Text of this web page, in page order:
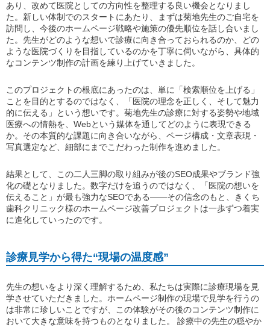
あり、改めて医院としての方向性を整理する良い機会となりまし
た。新しい体制でのスタートにあたり、まずは菊地先生のご自宅を
訪問し、今後のホームページ戦略や施策の優先順位を話し合いまし
た。先生がどのような想いで診療に向き合っておられるのか、どの
ような医院づくりを目指しているのかを丁寧に伺いながら、具体的
なコンテンツ制作の計画を練り上げていきました。
このプロジェクトの根底にあったのは、単に「検索順位を上げる」
ことを目的とするのではなく、「医院の理念を正しく、そして魅力
的に伝える」という想いです。菊地先生の診療に対する姿勢や地域
医療への情熱を、Webという媒体を通してどのように表現できる
か。その本質的な課題に向き合いながら、ページ構成・文章表現・
写真選定など、細部にまでこだわった制作を進めました。
結果として、この二人三脚の取り組みが後のSEO成果やブランド強
化の礎となりました。数字だけを追うのではなく、「医院の想いを
伝えること」が最も強力なSEOである――その信念のもと、きくち
歯科クリニック様のホームページ改善プロジェクトは一歩ずつ着実
に進化していったのです。
診療見学から得た“現場の温度感”
先生の想いをより深く理解するため、私たちは実際に診療現場を見
学させていただきました。ホームページ制作の現場で見学を行うの
は非常に珍しいことですが、この体験がその後のコンテンツ制作に
おいて大きな意味を持つものとなりました。 診療中の先生の穏やか